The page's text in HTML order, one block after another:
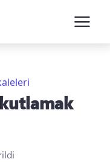
kutlamak